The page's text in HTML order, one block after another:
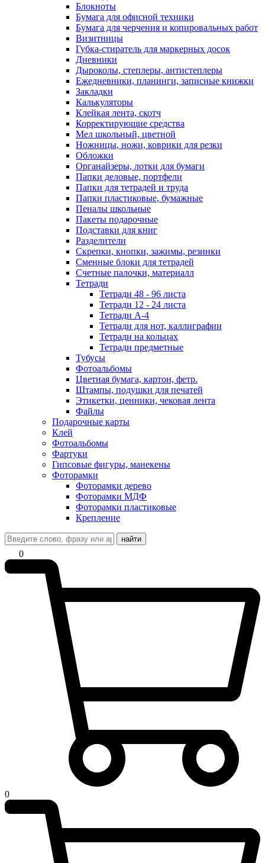
Блокноты
Бумага для офисной техники
Бумага для черчения и копировальных работ
Визитницы
Губка-стиратель для маркерных досок
Дневники
Дыроколы, степлеры, антистеплеры
Ежедневники, планинги, записные книжки
Закладки
Калькуляторы
Клейкая лента, скотч
Корректирующие средства
Мел школьный, цветной
Ножницы, ножи, коврики для резки
Обложки
Органайзеры, лотки для бумаги
Папки деловые, портфели
Папки для тетрадей и труда
Папки пластиковые, бумажные
Пеналы школьные
Пакеты подарочные
Подставки для книг
Разделители
Скрепки, кнопки, зажимы, резинки
Сменные блоки для тетрадей
Счетные палочки, материалл
Тетради
Тетради 48 - 96 листа
Тетради 12 - 24 листа
Тетради А-4
Тетради для нот, каллиграфии
Тетради на кольцах
Тетради предметные
Тубусы
Фотоальбомы
Цветная бумага, картон, фетр.
Штампы, подушки для печатей
Этикетки, ценники, чековая лента
Файлы
Подарочные карты
Клей
Фотоальбомы
Фартуки
Гипсовые фигуры, манекены
Фоторамки
Фоторамки дерево
Фоторамки МДФ
Фоторамки пластиковые
Крепление
найти
0
0